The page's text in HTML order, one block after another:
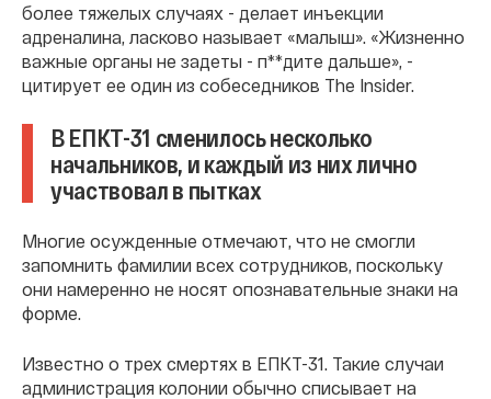
более тяжелых случаях - делает инъекции
адреналина, ласково называет «малыш». «Жизненно
важные органы не задеты - п**дите дальше», -
цитирует ее один из собеседников The Insider.
В ЕПКТ-31 сменилось несколько
начальников, и каждый из них лично
участвовал в пытках
Многие осужденные отмечают, что не смогли
запомнить фамилии всех сотрудников, поскольку
они намеренно не носят опознавательные знаки на
форме.
Известно о трех смертях в ЕПКТ-31. Такие случаи
администрация колонии обычно списывает на